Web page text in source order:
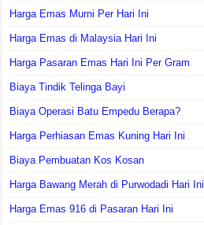
Harga Emas Murni Per Hari Ini
Harga Emas di Malaysia Hari Ini
Harga Pasaran Emas Hari Ini Per Gram
Biaya Tindik Telinga Bayi
Biaya Operasi Batu Empedu Berapa?
Harga Perhiasan Emas Kuning Hari Ini
Biaya Pembuatan Kos Kosan
Harga Bawang Merah di Purwodadi Hari Ini
Harga Emas 916 di Pasaran Hari Ini